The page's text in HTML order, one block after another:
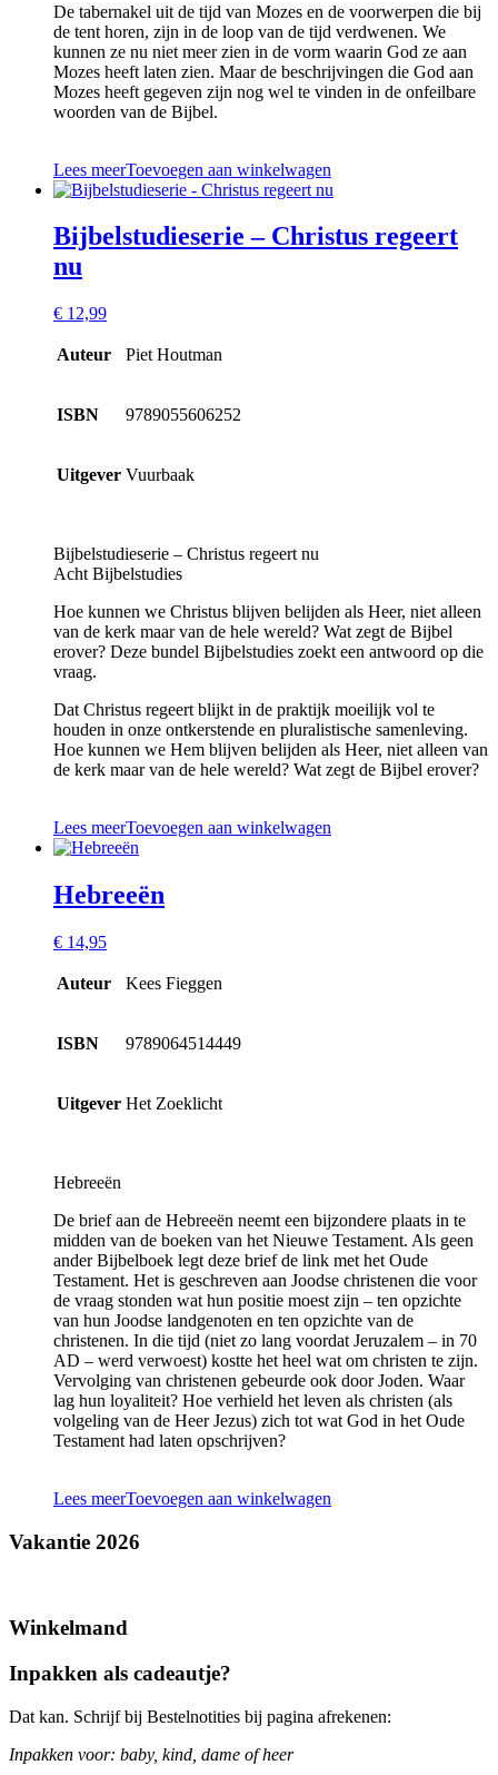
De tabernakel uit de tijd van Mozes en de voorwerpen die bij
de tent horen, zijn in de loop van de tijd verdwenen. We
kunnen ze nu niet meer zien in de vorm waarin God ze aan
Mozes heeft laten zien. Maar de beschrijvingen die God aan
Mozes heeft gegeven zijn nog wel te vinden in de onfeilbare
woorden van de Bijbel.
Lees meerToevoegen aan winkelwagen
Bijbelstudieserie – Christus regeert
nu
€ 12,99
Auteur Piet Houtman
ISBN 9789055606252
Uitgever Vuurbaak
Bijbelstudieserie – Christus regeert nu
Acht Bijbelstudies
Hoe kunnen we Christus blijven belijden als Heer, niet alleen
van de kerk maar van de hele wereld? Wat zegt de Bijbel
erover? Deze bundel Bijbelstudies zoekt een antwoord op die
vraag.
Dat Christus regeert blijkt in de praktijk moeilijk vol te
houden in onze ontkerstende en pluralistische samenleving.
Hoe kunnen we Hem blijven belijden als Heer, niet alleen van
de kerk maar van de hele wereld? Wat zegt de Bijbel erover?
Lees meerToevoegen aan winkelwagen
Hebreeën
€ 14,95
Auteur Kees Fieggen
ISBN 9789064514449
Uitgever Het Zoeklicht
Hebreeën
De brief aan de Hebreeën neemt een bijzondere plaats in te
midden van de boeken van het Nieuwe Testament. Als geen
ander Bijbelboek legt deze brief de link met het Oude
Testament. Het is geschreven aan Joodse christenen die voor
de vraag stonden wat hun positie moest zijn – ten opzichte
van hun Joodse landgenoten en ten opzichte van de
christenen. In die tijd (niet zo lang voordat Jeruzalem – in 70
AD – werd verwoest) kostte het heel wat om christen te zijn.
Vervolging van christenen gebeurde ook door Joden. Waar
lag hun loyaliteit? Hoe verhield het leven als christen (als
volgeling van de Heer Jezus) zich tot wat God in het Oude
Testament had laten opschrijven?
Lees meerToevoegen aan winkelwagen
Vakantie 2026
Winkelmand
Inpakken als cadeautje?
Dat kan. Schrijf bij Bestelnotities bij pagina afrekenen:
Inpakken voor: baby, kind, dame of heer